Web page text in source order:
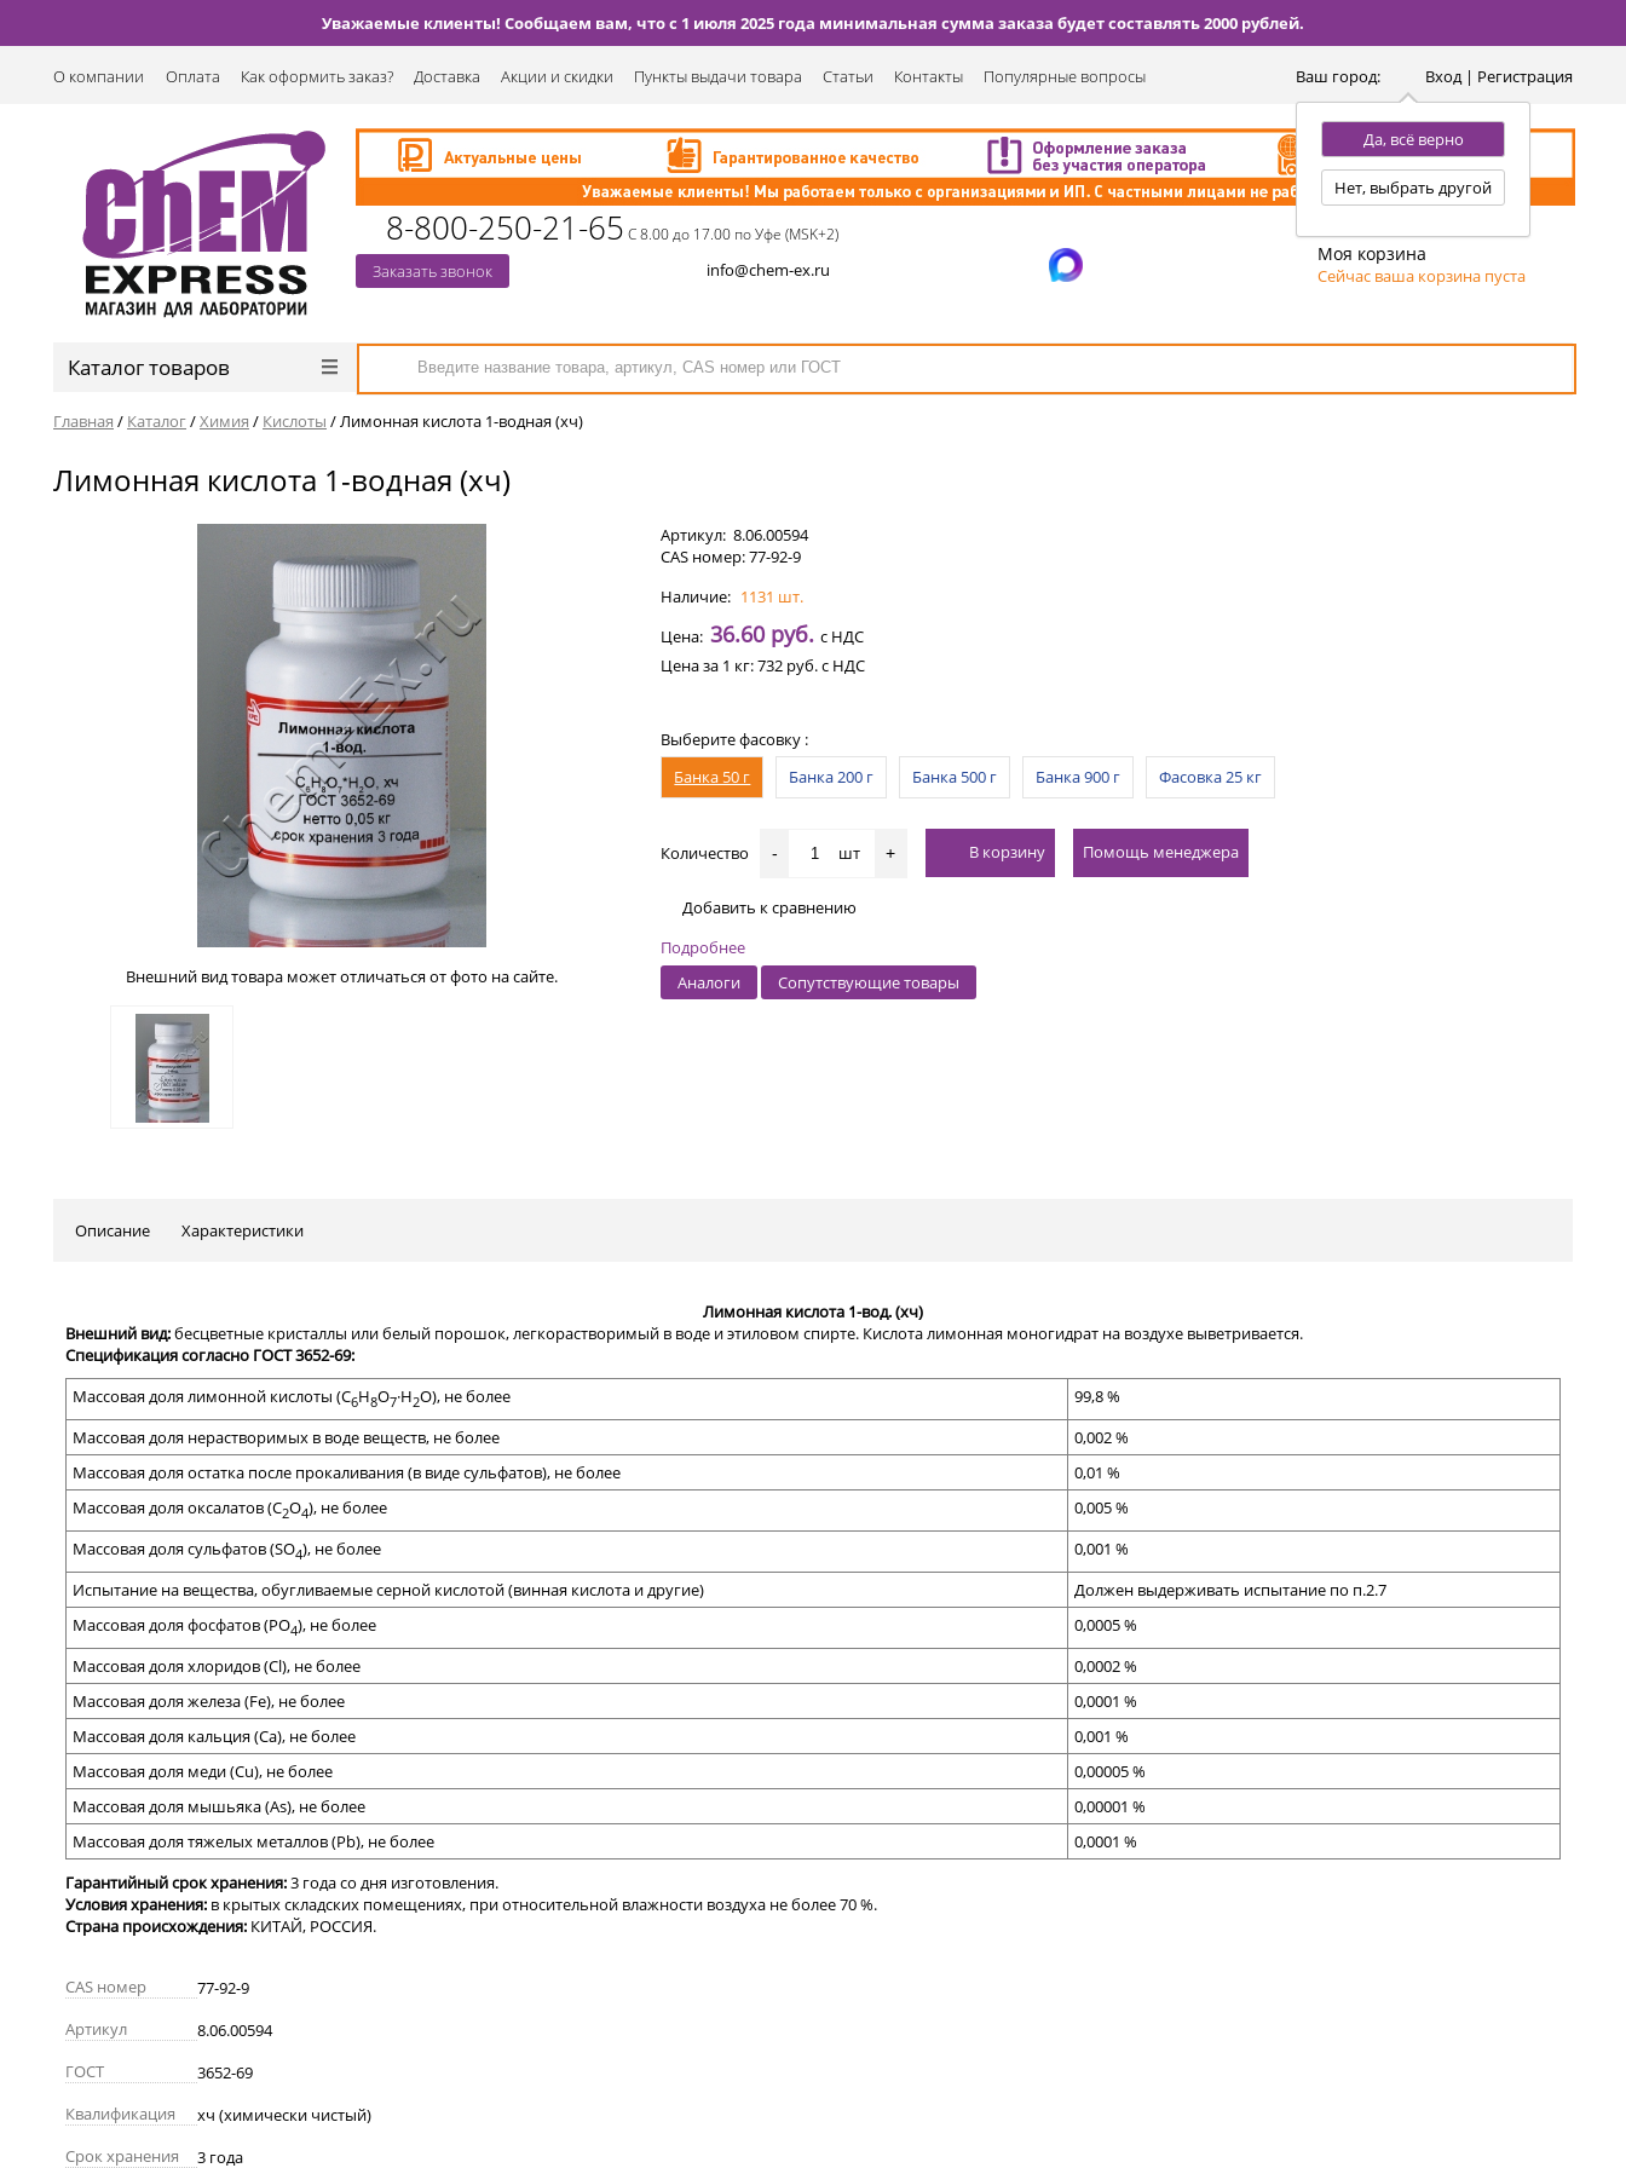
Уважаемые клиенты! Сообщаем вам, что с 1 июля 2025 года минимальная сумма заказа будет составлять 2000 рублей.
Ваш город:
Да, всё верно
Нет, выбрать другой
Вход | Регистрация
О компании Оплата Как оформить заказ? Доставка Акции и скидки Пункты выдачи товара Статьи Контакты Популярные вопросы
8-800-250-21-65 С 8.00 до 17.00 по Уфе (MSK+2)
Заказать звонок info@chem-ex.ru
Моя корзина
Сейчас ваша корзина пуста
Каталог товаров
Главная / Каталог/Химия / Кислоты /Лимонная кислота 1-водная (хч)
Лимонная кислота 1-водная (хч)
Внешний вид товара может отличаться от фото на сайте.
Артикул:8.06.00594
CAS номер: 77-92-9
Наличие: 1131 шт.
Цена: 36.60 руб.с НДС
Цена за 1 кг:732 руб.с НДС
Выберите фасовку :
Банка 50 г
Банка 200 г Банка 500 г Банка 900 г Фасовка 25 кг
Количество - шт + В корзину Помощь менеджера
Добавить к сравнению
Подробнее
Аналоги
Сопутствующие товары
Описание Характеристики
Лимонная кислота 1-вод. (хч)
Внешний вид:бесцветные кристаллы или белый порошок, легкорастворимый в воде и этиловом спирте. Кислота лимонная моногидрат на воздухе выветривается.
Спецификация согласно ГОСТ 3652-69:
Массовая доля лимонной кислоты (С6Н8О7·Н2О), не более
99,8 %
Массовая доля нерастворимых в воде веществ, не более
0,002 %
Массовая доля остатка после прокаливания (в виде сульфатов), не более
0,01 %
Массовая доля оксалатов (С2О4), не более
0,005 %
Массовая доля сульфатов (SО4), не более
0,001 %
Испытание на вещества, обугливаемые серной кислотой (винная кислота и другие)
Должен выдерживать испытание по п.2.7
Массовая доля фосфатов (РО4), не более
0,0005 %
Массовая доля хлоридов (Сl), не более
0,0002 %
Массовая доля железа (Fe), не более
0,0001 %
Массовая доля кальция (Са), не более
0,001 %
Массовая доля меди (Сu), не более
0,00005 %
Массовая доля мышьяка (As), не более
0,00001 %
Массовая доля тяжелых металлов (Рb), не более
0,0001 %
Гарантийныйсрокхранения:3 годасо дня изготовления.
Условияхранения: в крытыхскладских помещениях, приотносительной влажности воздуха неболее70%.
Страна происхождения: КИТАЙ, РОССИЯ.
CAS номер
77-92-9
Артикул
8.06.00594
ГОСТ
3652-69
Квалификация
хч (химически чистый)
Срок хранения
3 года